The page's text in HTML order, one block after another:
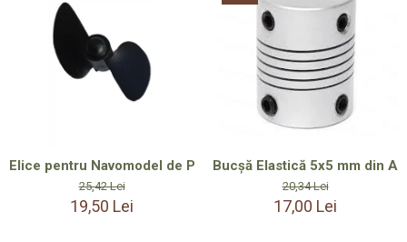
Smartwatch-Uri
STAND UP PADDLES
Uscatoare De Par
Voucher Cadou
Elice pentru Navomodel de Plantat, 45 mm Dreapta cu Filet
25,42 Lei
19,50 Lei
Bucșă Elastică 5x5 mm din
20,34 Lei
17,00 Lei